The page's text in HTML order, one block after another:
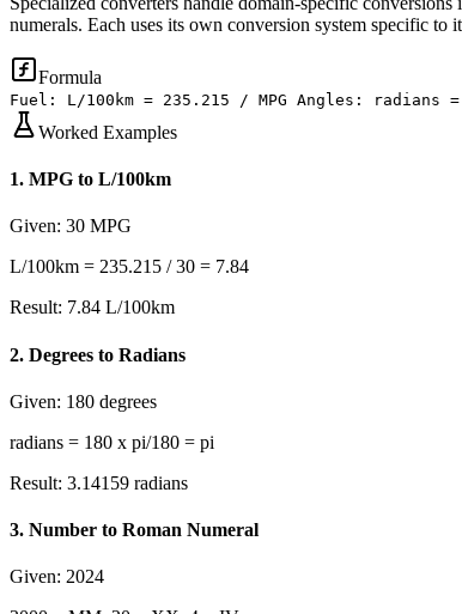
numerals. Each uses its own conversion system specific to
Formula
Fuel: L/100km = 235.215 / MPG Angles:
Worked Examples
1. MPG to L/100km
Given: 30 MPG
L/100km = 235.215 / 30 = 7.84
Result: 7.84 L/100km
2. Degrees to Radians
Given: 180 degrees
radians = 180 x pi/180 = pi
Result: 3.14159 radians
3. Number to Roman Numeral
Given: 2024